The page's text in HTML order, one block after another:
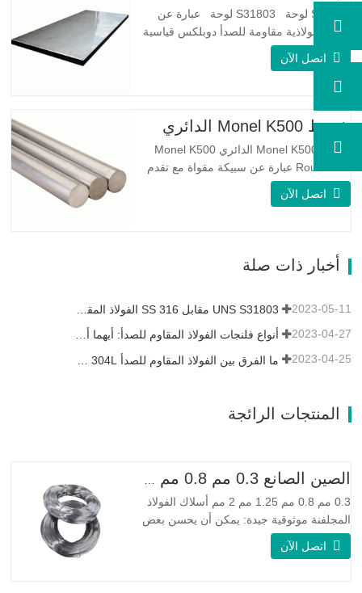
S31803 لوحة S31803 لوحة عبارة عن
سبيكة فولاذية مقاومة للصدأ دوبلكس قياسية
على الوجهين. لديها بنية مجهرية من
اتصل الآن
شريط Monel K500 الدائري
شريط Monel K500 الدائري Monel K500
Round Bar عبارة عن سبيكة مقواة مع تقدم
العمر ، ويتكون تركيبتها الأساسية من عناصر
مثل النيكل والنحاس. الذي يجمع بين مقاومة
خصائص مقاومة ممتازة للتآكل. هذه الخصائص
تشبه Monel 400.…
اتصل الآن
أخبار ذات صلة
2023-05-11
أنواع فلنجات الفولاذ المقاوم للصدأ: أيهما أفضل بالنسبة لك؟ 2023-04-27
2023-04-25
المنتجات الرائجة
0.3 مم 0.8 مم 1.25 مم 2 مم أسلاك الفولاذ
المجلفنة موثوقية جيدة: يمكن أن يحسن بعض
العقد والنتوءات والصدأ على الأسلاك الفولاذية
مرونة جيدة: صلابة الفولاذ المجلفن جيدة جدًا،
اتصل الآن